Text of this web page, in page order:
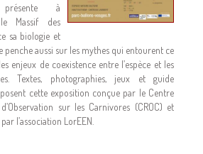
présente à
Massif des
sa biologie et
penche aussi sur les mythes qui entourent ce
enjeux de coexistence entre l’espèce et les
Textes, photographies, jeux et guide
cette exposition conçue par le Centre
sur les Carnivores (CROC) et
l’association LorEEN.